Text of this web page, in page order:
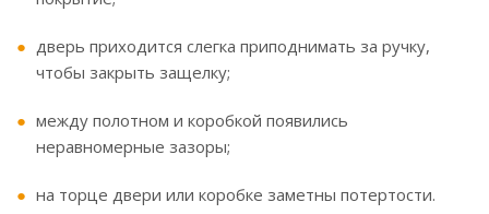
дверь приходится слегка приподнимать за ручку,
чтобы закрыть защелку;
между полотном и коробкой появились
неравномерные зазоры;
на торце двери или коробке заметны потертости.